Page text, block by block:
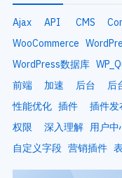
Ajax API CMS
WooCommerce
WordPress数据库
前端
加速 后台 后
性能优化 插件 插件发
权限
深入理解 用户中
自定义字段 营销插件